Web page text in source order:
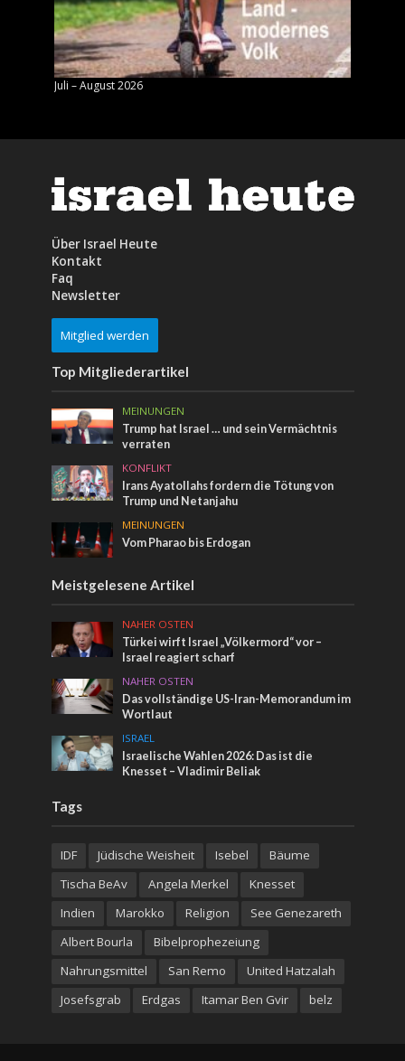
Juli – August 2026
Über Israel Heute
Kontakt
Faq
Newsletter
Mitglied werden
Top Mitgliederartikel
MEINUNGEN
Trump hat Israel … und sein Vermächtnis
verraten
KONFLIKT
Irans Ayatollahs fordern die Tötung von
Trump und Netanjahu
MEINUNGEN
Vom Pharao bis Erdogan
Meistgelesene Artikel
NAHER OSTEN
Türkei wirft Israel „Völkermord“ vor –
Israel reagiert scharf
NAHER OSTEN
Das vollständige US-Iran-Memorandum im
Wortlaut
ISRAEL
Israelische Wahlen 2026: Das ist die
Knesset – Vladimir Beliak
Tags
IDF Jüdische Weisheit Isebel
Bäume
Tischa BeAv
Angela Merkel
Knesset
Indien
Marokko Religion
See Genezareth
Albert Bourla
Bibelprophezeiung
Nahrungsmittel
San Remo
United Hatzalah
Josefsgrab
Erdgas Itamar Ben Gvir belz